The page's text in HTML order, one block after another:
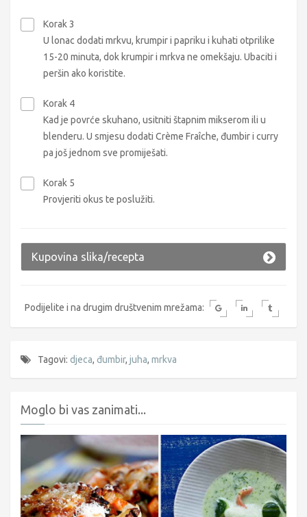
Korak 3
U lonac dodati mrkvu, krumpir i papriku i kuhati otprilike
15-20 minuta, dok krumpir i mrkva ne omekšaju. Ubaciti i
peršin ako koristite.
Korak 4
Kad je povrće skuhano, usitniti štapnim mikserom ili u
blenderu. U smjesu dodati Crème Fraîche, đumbir i curry
pa još jednom sve promiješati.
Korak 5
Provjeriti okus te poslužiti.
Kupovina slika/recepta
Podijelite i na drugim društvenim mrežama:
Tagovi: djeca, đumbir, juha, mrkva
Moglo bi vas zanimati...